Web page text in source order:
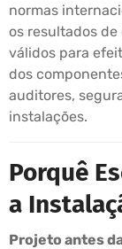
normas
os resultados
válidos para
dos
auditores,
instalações.
Porquê
a
Projeto antes